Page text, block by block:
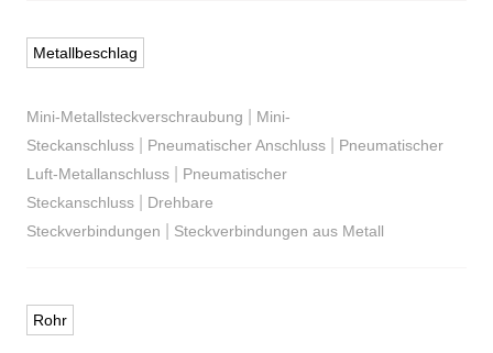
Metallbeschlag
Mini-Metallsteckverschraubung
Mini-
Steckanschluss| Pneumatischer Anschluss| Pneumatischer
Luft-Metallanschluss| Pneumatischer
Steckanschluss| Drehbare
Steckverbindungen
Steckverbindungen aus Metall
Rohr